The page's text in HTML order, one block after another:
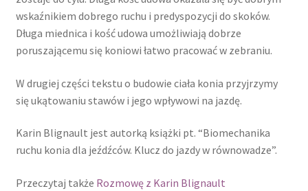
wskaźnikiem dobrego ruchu i predyspozycji do skoków.
Długa miednica i kość udowa umożliwiają dobrze
poruszającemu się koniowi łatwo pracować w zebraniu.
W drugiej części tekstu o budowie ciała konia przyjrzymy
się ukątowaniu stawów i jego wpływowi na jazdę.
Karin Blignault jest autorką książki pt. “Biomechanika
ruchu konia dla jeźdźców. Klucz do jazdy w równowadze”.
Przeczytaj także Rozmowę z Karin Blignault